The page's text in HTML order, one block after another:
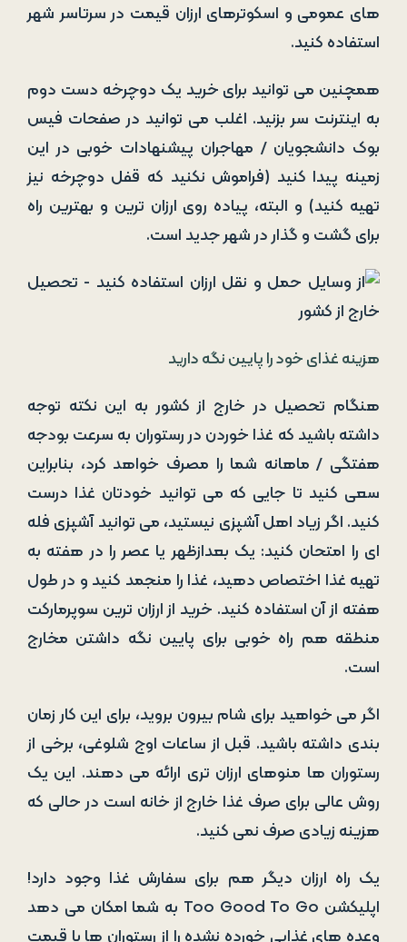
های عمومی و اسکوترهای ارزان قیمت در سرتاسر شهر
استفاده کنید.
همچنین می توانید برای خرید یک دوچرخه دست دوم
به اینترنت سر بزنید. اغلب می توانید در صفحات فیس
بوک دانشجویان / مهاجران پیشنهادات خوبی در این
زمینه پیدا کنید (فراموش نکنید که قفل دوچرخه نیز
تهیه کنید) و البته، پیاده روی ارزان ترین و بهترین راه
برای گشت و گذار در شهر جدید است.
هزینه غذای خود را پایین نگه دارید
هنگام تحصیل در خارج از کشور به این نکته توجه
داشته باشید که غذا خوردن در رستوران به سرعت بودجه
هفتگی / ماهانه شما را مصرف خواهد کرد، بنابراین
سعی کنید تا جایی که می توانید خودتان غذا درست
کنید. اگر زیاد اهل آشپزی نیستید، می توانید آشپزی فله
ای را امتحان کنید: یک بعدازظهر یا عصر را در هفته به
تهیه غذا اختصاص دهید، غذا را منجمد کنید و در طول
هفته از آن استفاده کنید. خرید از ارزان ترین سوپرمارکت
منطقه هم راه خوبی برای پایین نگه داشتن مخارج
است.
اگر می خواهید برای شام بیرون بروید، برای این کار زمان
بندی داشته باشید. قبل از ساعات اوج شلوغی، برخی از
رستوران ها منوهای ارزان تری ارائه می دهند. این یک
روش عالی برای صرف غذا خارج از خانه است در حالی که
هزینه زیادی صرف نمی کنید.
یک راه ارزان دیگر هم برای سفارش غذا وجود دارد!
اپلیکشن Too Good To Go به شما امکان می دهد